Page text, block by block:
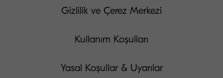
Gizlilik ve Çerez Merkezi
Kullanım Koşulları
Yasal Koşullar & Uyarılar